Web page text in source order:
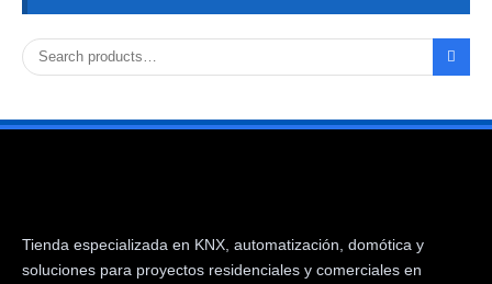
Tienda especializada en KNX, automatización, domótica y
soluciones para proyectos residenciales y comerciales en